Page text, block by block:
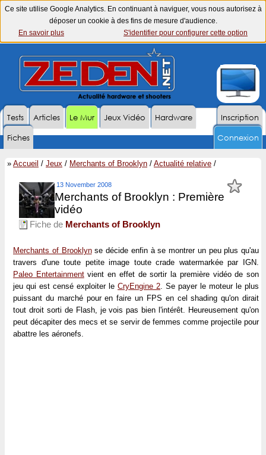
Ce site utilise Google Analytics. En continuant à naviguer, vous nous autorisez à
déposer un cookie à des fins de mesure d'audience.
En savoir plus
S'identifier pour configurer cette option
Inscription
Tests Articles Le Mur Jeux Vidéo
Hardware
Fiches
Connexion
» Accueil / Jeux / Merchants of Brooklyn / Actualité relative /
13 November 2008
Merchants of Brooklyn : Première
vidéo
Fiche de Merchants of Brooklyn
Merchants of Brooklynse décide enfin à se montrer un peu plus qu'au
travers d'une toute petite image toute crade watermarkée par IGN.
Paleo Entertainmentvient en effet de sortir la première vidéo de son
jeu qui est censé exploiter le CryEngine 2. Se payer le moteur le plus
puissant du marché pour en faire un FPS en cel shading qu'on dirait
tout droit sorti de Flash, je vois pas bien l'intérêt. Heureusement qu'on
peut décapiter des mecs et se servir de femmes comme projectile pour
abattre les aéronefs.